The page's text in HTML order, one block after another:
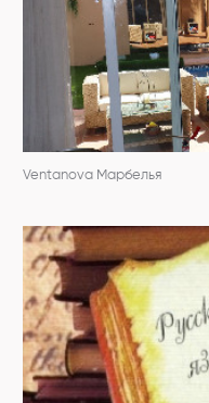
Ventanova Марбелья